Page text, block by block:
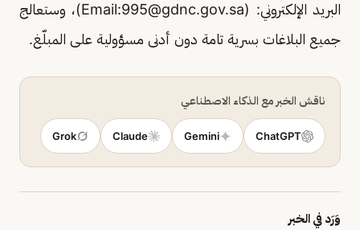
البريد الإلكتروني: (Email:995@gdnc.gov.sa
)، وستعالج
جميع البلاغات بسرية تامة دون أدنى مسؤولية على المبلّغ.
ناقش الخبر مع الذكاء الاصطناعي
ChatGPT
Gemini
Claude
Grok
وَرَد في الخبر